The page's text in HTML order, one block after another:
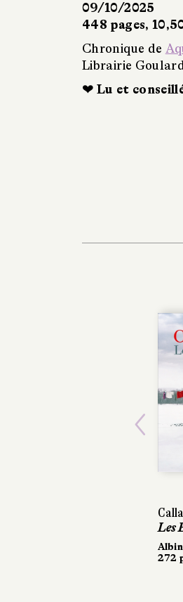
09/10/2025
448 pages,
Chronique de
Librairie
❤ Lu et
Les
Albin
272